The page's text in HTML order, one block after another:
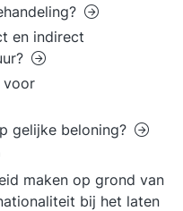
en indirect
voor
gelijke beloning?
maken op grond van
bij het laten